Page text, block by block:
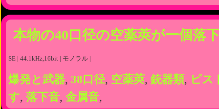
本物の40口径の空薬莢が一個落
SE | 44.1kHz,16bit | モノラル |
爆発と武器, 38口径, 空薬莢, 銃器類, ピス
す, 落下音, 金属音,